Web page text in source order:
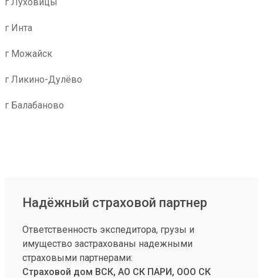
г Инта
г Можайск
г Ликино-Дулёво
г Балабаново
Надёжный страховой партнер
Ответственность экспедитора, грузы и
имущество застрахованы надежными
страховыми партнерами:
Страховой дом ВСК, АО СК ПАРИ, ООО СК